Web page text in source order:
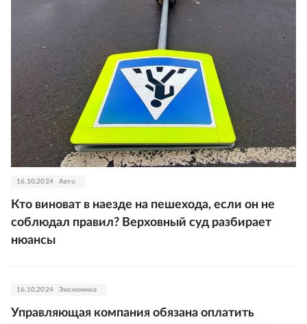
16.10.2024 Авто
Кто виноват в наезде на пешехода, если он не
соблюдал правил? Верховный суд разбирает
нюансы
16.10.2024 Экономика
Управляющая компания обязана оплатить